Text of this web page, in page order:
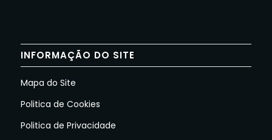
INFORMAÇÃO DO SITE
Mapa do Site
Politica de Cookies
Politica de Privacidade